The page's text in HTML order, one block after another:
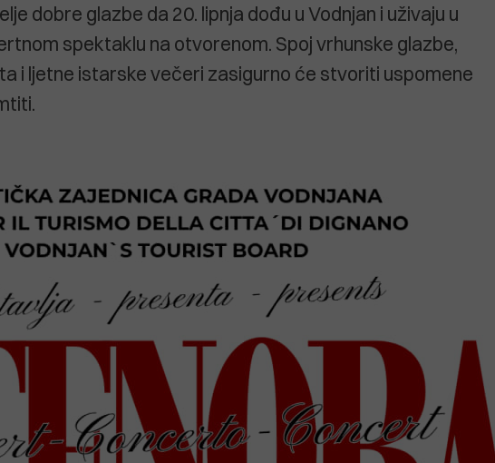
dobre glazbe da 20. lipnja dođu u Vodnjan i uživaju u
spektaklu na otvorenom. Spoj vrhunske glazbe,
i ljetne istarske večeri zasigurno će stvoriti uspomene